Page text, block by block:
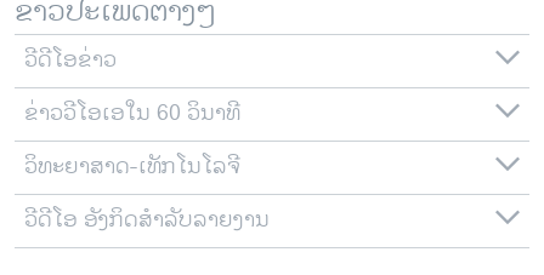
ລາຍງານ
ຕິດຕາມພວກເຮົາ ທີ່
ພາສາຕ່າງໆ
ຂ່າວປະເພດຕ່າງໆ
ວີດີໂອຂ່າວ
ຂ່າວວີໂອເອໃນ 60 ວິນາທີ
ວິທະຍາສາດ-ເທັກໂນໂລຈີ
ວີດີໂອ ອັງກິດສຳລັບລາຍງານ